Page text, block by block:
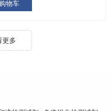
物车
更多